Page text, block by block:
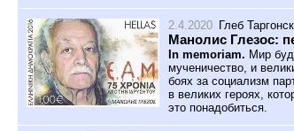
2.4.2020 Глеб
Манолис Глезос:
In memoriam. Мир
мученичество, и
боях за социализм
в великих героях,
это понадобиться.